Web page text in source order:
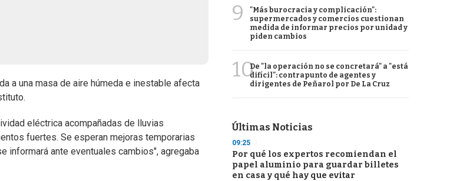
a una masa de aire húmeda e inestable afecta
eléctrica acompañadas de lluvias
fuertes. Se esperan mejoras temporarias
informará ante eventuales cambios", agregaba
9
"Más burocracia y complicación":
supermercados y comercios cuestionan
medida de informar precios por unidad y
piden cambios
10De "la operación no se concretará" a "está
difícil": contrapunto de agentes y
dirigentes de Peñarol por De La Cruz
Últimas Noticias
09:25
Por qué los expertos recomiendan el
papel aluminio para guardar billetes
en casa y qué hay que evitar